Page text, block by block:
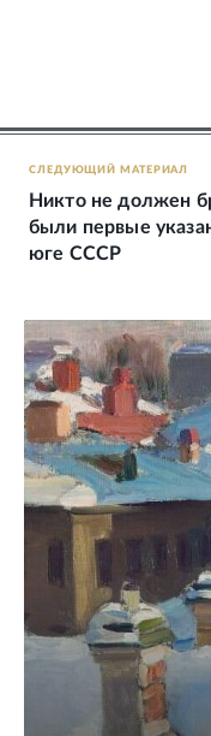
СЛЕДУЮЩИЙ МАТЕРИАЛ
Никто не должен
были первые
юге СССР